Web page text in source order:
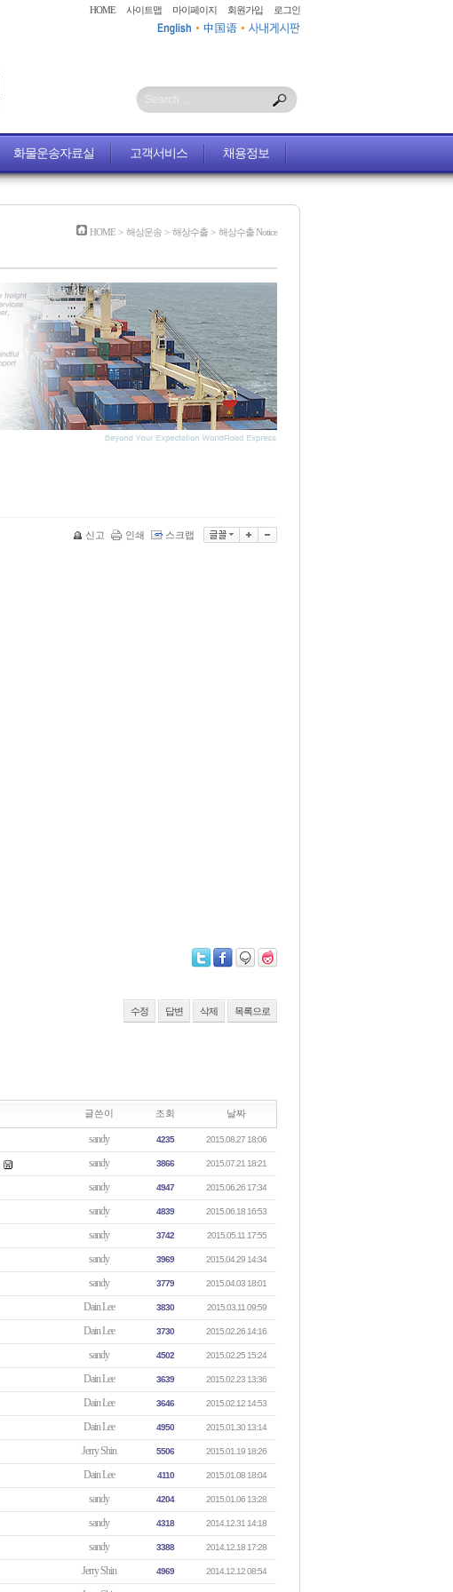
HOME 사이트맵 마이페이지 회원가입 로그인
Search...
화물운송자료실 고객서비스 채용정보
HOME > 해상운송 > 해상수출 > 해상수출 Notice
신고 인쇄 스크랩
수정 답변 삭제 목록으로
글쓴이 조회 날짜
sandy 4235 2015.08.27 18:06
sandy 3866 2015.07.21 18:21
sandy 4947 2015.06.26 17:34
sandy 4839 2015.06.18 16:53
sandy 3742 2015.05.11 17:55
sandy 3969 2015.04.29 14:34
sandy 3779 2015.04.03 18:01
Dain Lee 3830 2015.03.11 09:59
Dain Lee 3730 2015.02.26 14:16
sandy 4502 2015.02.25 15:24
Dain Lee 3639 2015.02.23 13:36
Dain Lee 3646 2015.02.12 14:53
Dain Lee 4950 2015.01.30 13:14
Jerry Shin 5506 2015.01.19 18:26
Dain Lee 4110 2015.01.08 18:04
sandy 4204 2015.01.06 13:28
sandy 4318 2014.12.31 14:18
sandy 3388 2014.12.18 17:28
Jerry Shin 4969 2014.12.12 08:54